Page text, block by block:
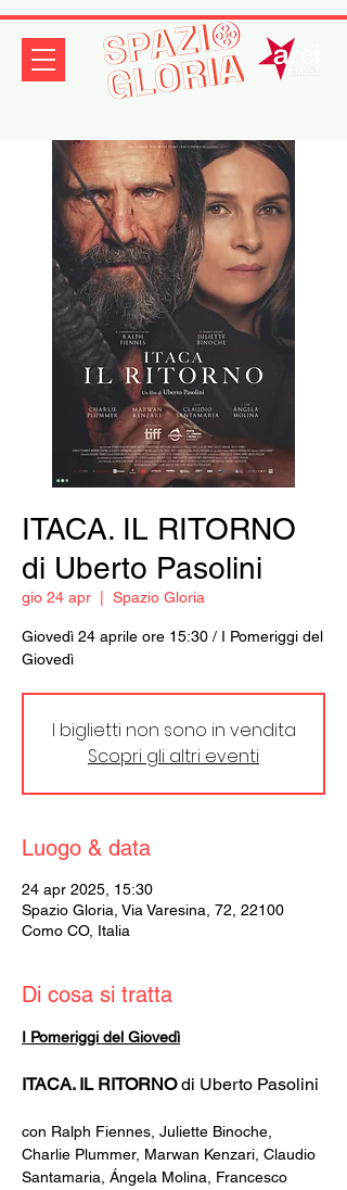
ITACA. IL RITORNO
di Uberto Pasolini
gio 24 apr Spazio Gloria
Giovedì 24 aprile ore 15:30 / I Pomeriggi del
Giovedì
I biglietti non sono in vendita
Scopri gli altri eventi
Luogo & data
24 apr 2025, 15:30
Spazio Gloria, Via Varesina, 72, 22100
Como CO, Italia
Di cosa si tratta
I Pomeriggi del Giovedì
ITACA. IL RITORNO di Uberto Pasolini
con Ralph Fiennes, Juliette Binoche,
Charlie Plummer, Marwan Kenzari, Claudio
Santamaria, Ángela Molina, Francesco